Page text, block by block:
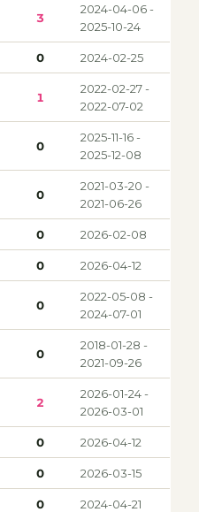
3
2024-04-06 -
2025-10-24
0 2024-02-25
1
2022-02-27 -
2022-07-02
0
2025-11-16 -
2025-12-08
0
2021-03-20 -
2021-06-26
0 2026-02-08
0 2026-04-12
0
2022-05-08 -
2024-07-01
0
2018-01-28 -
2021-09-26
2
2026-01-24 -
2026-03-01
0 2026-04-12
0 2026-03-15
0 2024-04-21